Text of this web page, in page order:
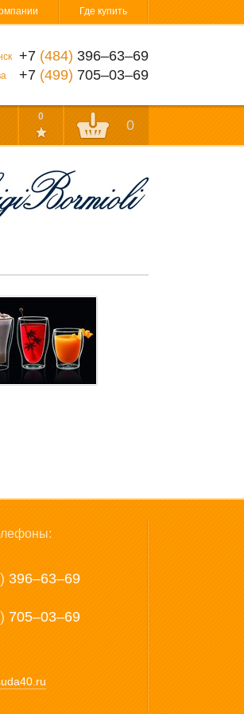
Где купить
+7 (484) 396‒63‒69
+7 (499) 705‒03‒69
0
0
396‒63‒69
705‒03‒69